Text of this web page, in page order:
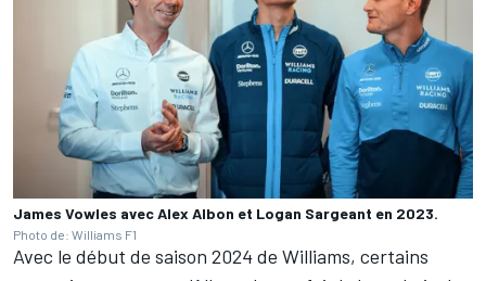
James Vowles avec Alex Albon et Logan Sargeant en 2023.
Photo de: Williams F1
Avec le début de saison 2024 de Williams, certains